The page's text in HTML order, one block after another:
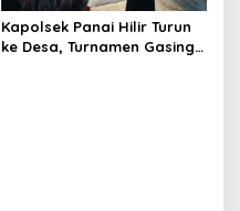
Kapolsek Panai Hilir Turun
ke Desa, Turnamen Gasing